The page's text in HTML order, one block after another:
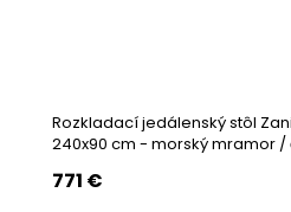
Rozkladací jedálenský stôl
240x90 cm - morský mramor /
771 €